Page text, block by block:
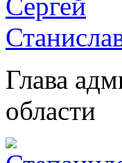
Глава
области